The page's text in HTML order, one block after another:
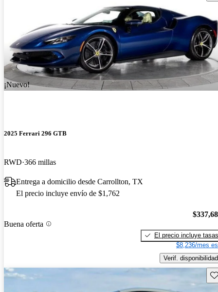
¡Nuevo!
2025 Ferrari 296 GTB
RWD 366 millas
Entrega a domicilio desde Carrollton, TX
El precio incluye envío de $1,762
Buena oferta
El precio incluye tasas
$8,236/mes
Verif. disponibilidad